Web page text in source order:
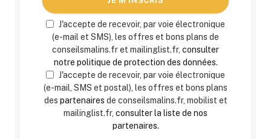
J'accepte de recevoir, par voie électronique
(e-mail et SMS), les offres et bons plans de
conseilsmalins.fr et mailinglist.fr, consulter
notre politique de protection des données.
J'accepte de recevoir, par voie électronique
(e-mail, SMS et postal), les offres et bons plans
des partenaires de conseilsmalins.fr, mobilist et
mailinglist.fr, consulter la liste de nos
partenaires.